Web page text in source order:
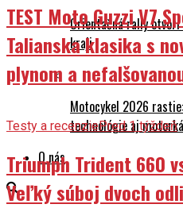
Orientačná rally otvorí
kraji
Motocykel 2026
technológie aj
O nás
TEST Moto Guzzi V7
Talianska klasika s
plynom a
Testy a recenziePred 1 týždeň
Triumph Trident 660
Veľký súboj dvoch